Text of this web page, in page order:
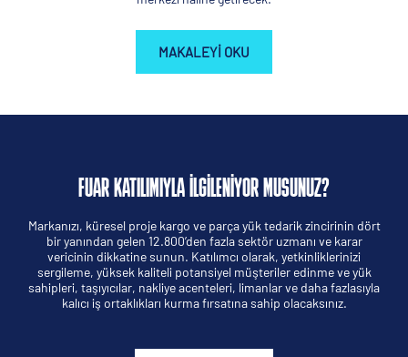
MAKALEYI OKU
FUAR KATILIMIYLA ILGILENIYOR MUSUNUZ?
Markanızı, küresel proje kargo ve parça yük tedarik zincirinin dört
bir yanından gelen 12.800’den fazla sektör uzmanı ve karar
vericinin dikkatine sunun. Katılımcı olarak, yetkinliklerinizi
sergileme, yüksek kaliteli potansiyel müşteriler edinme ve yük
sahipleri, taşıyıcılar, nakliye acenteleri, limanlar ve daha fazlasıyla
kalıcı iş ortaklıkları kurma fırsatına sahip olacaksınız.